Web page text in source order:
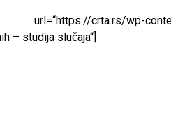
crta.rs/wp-content/
– studija slučaja“]